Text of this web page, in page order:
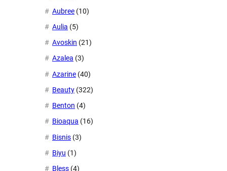
Aubree (10)
Aulia (5)
Avoskin (21)
Azalea (3)
Azarine (40)
Beauty (322)
Benton (4)
Bioaqua (16)
Bisnis (3)
Biyu (1)
Bless (4)